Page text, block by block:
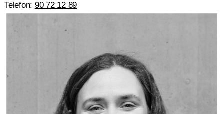
Telefon: 90 72 12 89